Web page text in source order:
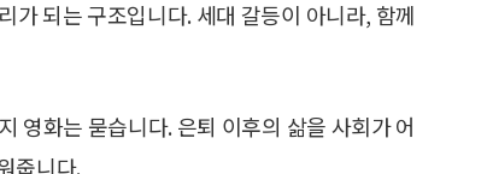
가 되는 구조입니다. 세대 갈등이 아니라, 함께
영화는 묻습니다. 은퇴 이후의 삶을 사회가 어
줍니다.